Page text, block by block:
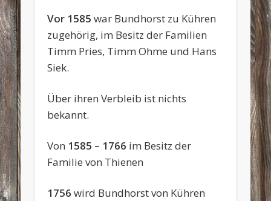
Vor 1585 war Bundhorst zu Kühren
zugehörig, im Besitz der Familien
Timm Pries, Timm Ohme und Hans
Siek.
Über ihren Verbleib ist nichts
bekannt.
Von 1585 – 1766 im Besitz der
Familie von Thienen
1756 wird Bundhorst von Kühren